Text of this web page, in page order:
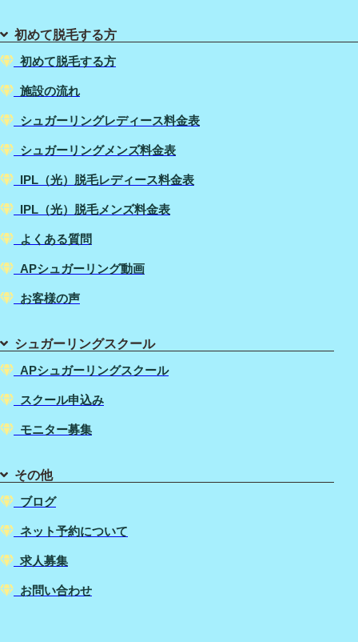
初めて脱毛する方
初めて脱毛する方
施設の流れ
シュガーリングレディース料金表
シュガーリングメンズ料金表
IPL（光）脱毛レディース料金表
IPL（光）脱毛メンズ料金表
よくある質問
APシュガーリング動画
お客様の声
シュガーリングスクール
APシュガーリングスクール
スクール申込み
モニター募集
その他
ブログ
ネット予約について
求人募集
お問い合わせ